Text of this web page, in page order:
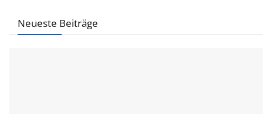
Neueste Beiträge